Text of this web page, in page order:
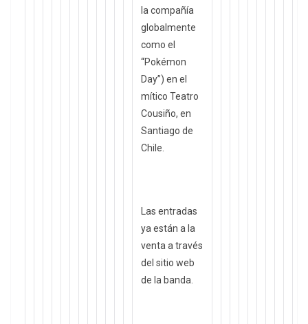
la compañía
globalmente
como el
“Pokémon
Day”) en el
mítico Teatro
Cousiño, en
Santiago de
Chile.
Las entradas
ya están a la
venta a través
del sitio web
de la banda.